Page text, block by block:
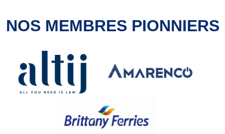
NOS MEMBRES PIONNIERS